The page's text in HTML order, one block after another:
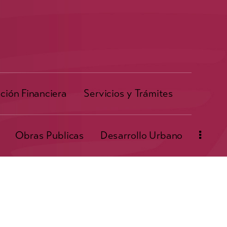
Financiera Servicios y Trámites
Obras Publicas Desarrollo Urbano